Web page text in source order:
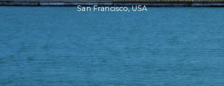
San Francisco, USA